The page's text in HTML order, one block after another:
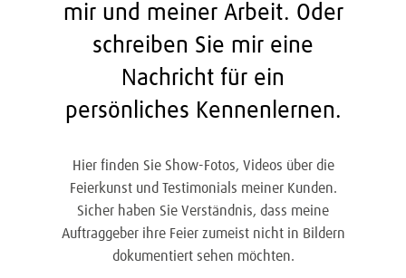
mir und meiner Arbeit. Oder
schreiben Sie mir eine
Nachricht für ein
persönliches Kennenlernen.
Hier finden Sie Show-Fotos, Videos über die
Feierkunst und Testimonials meiner Kunden.
Sicher haben Sie Verständnis, dass meine
Auftraggeber ihre Feier zumeist nicht in Bildern
dokumentiert sehen möchten.